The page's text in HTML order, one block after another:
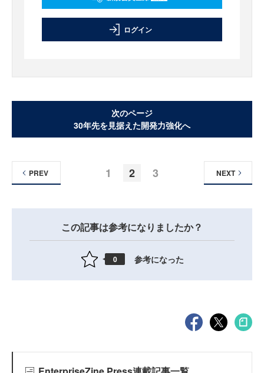
ログイン
次のページ
30年先を見据えた開発力強化へ
1 2 3
PREV NEXT
この記事は参考になりましたか？
0 参考になった